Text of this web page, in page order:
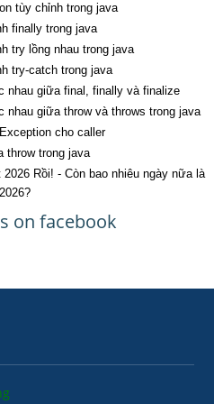
tùy chỉnh trong java
finally trong java
try lồng nhau trong java
try-catch trong java
nhau giữa final, finally và finalize
nhau giữa throw và throws trong java
cho caller
throw trong java
2026 Rồi! - Còn bao nhiêu ngày nữa là
on facebook